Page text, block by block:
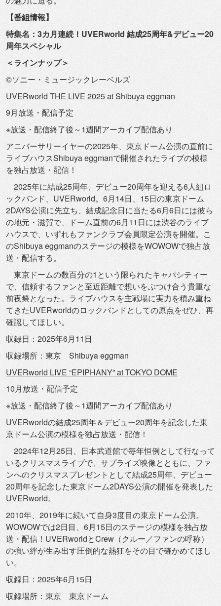
【番組情報】
特集名：3カ月連続！UVERworld 結成25周年&デビュー20
周年スペシャル
＜ラインナップ＞
©ソニー・ミュージックレーベルズ
UVERworld THE LIVE 2025 at Shibuya eggman
9月放送・配信予定
※放送・配信終了後～1週間アーカイブ配信あり
アニバーサリーイヤーの2025年、 東京ドーム公演の直前に
ライブハウスShibuya eggmanで開催されたライブの模様
を独占放送・配信！
2025年に結成25周年、 デビュー20周年を迎える6人組ロ
ックバンド、 UVERworld。6月14日、 15日の東京ドーム
2DAYS公演に先立ち、 結成記念日に当たる6月6日には彼ら
の地元・滋賀で、
ドーム直前の6月11日には渋谷のライブ
ハウスで、 いずれもファンクラブ会員限定公演を開催。こ
のShibuya eggmanのステージの模様をWOWOWで独占放
送・ 配信する。
東京ドームの数百分の1という限られたキャパシティー
で、 信頼するファンと至近距離で想いをぶつけ合う貴重な
前夜祭となった。 ライブハウスを主戦場に実力を積み重ね
てきたUVERworldのロックバンドとしての原点をぜひ、再
確認してほしい。
収録日：2025年6月11日
収録場所：東京 Shibuya eggman
UVERworld LIVE “EPIPHANY” at TOKYO DOME
10月放送・配信予定
※放送・配信終了後～1週間アーカイブ配信あり
UVERworldの結成25周年＆デビュー20周年を記念した東
京ドーム公演の模様を独占放送・ 配信！
2024年12月25日、 日本武道館で毎年恒例として行なって
いるクリスマスライブで、 サプライズ映像とともに、 ファ
ンへのクリスマスプレゼントとして結成25周年、 デビュー
20周年を記念した東京ドーム2DAYS公演の開催を発表した
UVERworld。
2010年、2019年に続いて自身3度目の東京ドーム公演。
WOWOWでは2日目、6月15日のステージの模様を独占放
送・ 配信！UVERworldとCrew（クルー／ファンの呼称）
の強い絆が生み出す圧倒的な熱狂をその目で確かめてほし
い。
収録日：2025年6月15日
収録場所：東京 東京ドーム